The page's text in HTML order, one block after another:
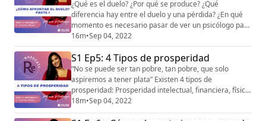
¿Qué es el duelo? ¿Por qué se produce? ¿Qué
diferencia hay entre el duelo y una pérdida? ¿En qué
momento es necesario pasar de ver un psicólogo para
ver a un psiquiatra? Hay mucho que aprender
respecto al duelo y para eso contamos con María
Claudia Gánem - @msganempsicologa
(https://instagram.com/mcganempsicologa?
igshid=YmMyMTA2M2Y=) , quien es Sicóloga Clínica,
especialista en Gestión de Duelo...
16m•Sep 04, 2022
S1 Ep5: 4 Tipos de prosperidad
“No se puede ser tan pobre, tan pobre, que solo
aspiremos a tener plata” Existen 4 tipos de
prosperidad: Prosperidad intelectual, financiera, física
y espiritual. Te invito a disfrutar de esta conversación
con Carlos Posada - @carlosposadabermudez
18m•Sep 04, 2022